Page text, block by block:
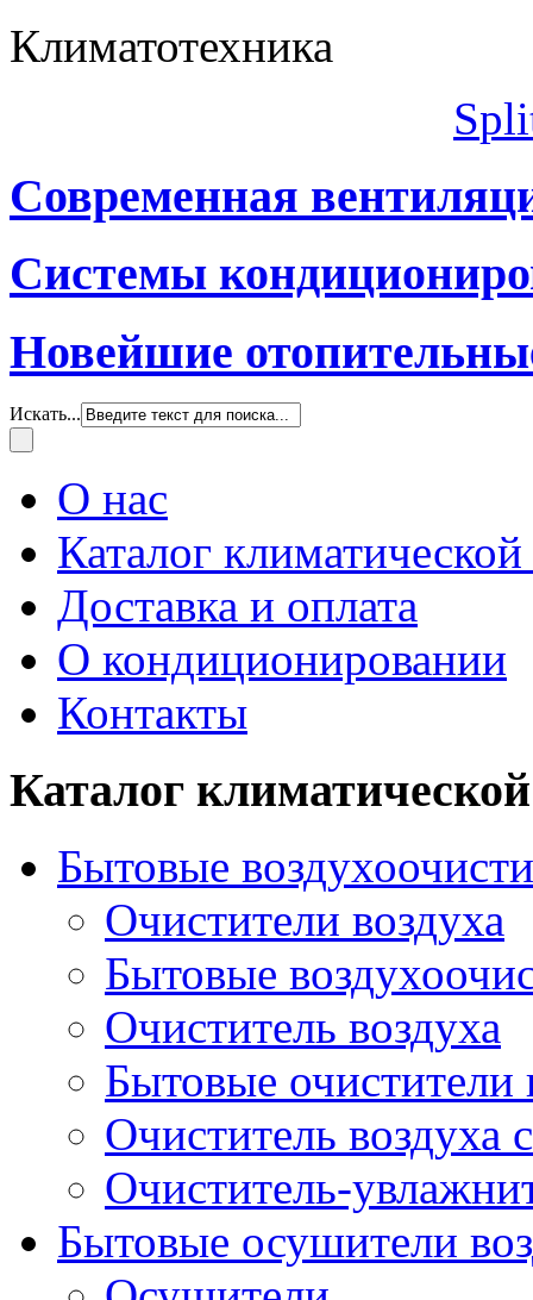
Климатотехника
S
Современная
Системы
Новейшие
Искать...
О нас
Каталог
Доставка и оплата
О кондиционировании
Контакты
Каталог
Бытовые
Очистители воздуха
Бытовые
Очиститель воздуха
Бытовые очистители
Очиститель воздуха
Очиститель-
Бытовые осушители